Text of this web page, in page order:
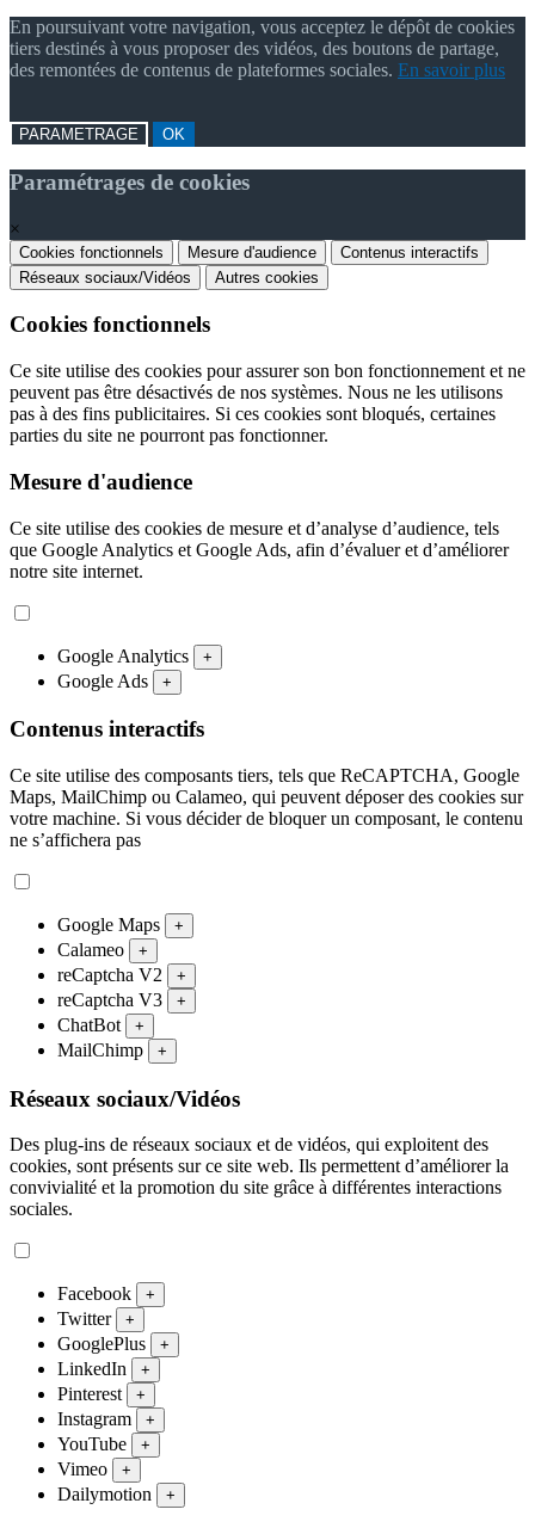
En poursuivant votre navigation, vous acceptez le dépôt de cookies
tiers destinés à vous proposer des vidéos, des boutons de partage,
des remontées de contenus de plateformes sociales. En savoir plus
PARAMETRAGE OK
Paramétrages de cookies
×
Cookies fonctionnels Mesure d'audience
Contenus interactifs
Réseaux sociaux/Vidéos
Autres cookies
Cookies fonctionnels
Ce site utilise des cookies pour assurer son bon fonctionnement et ne
peuvent pas être désactivés de nos systèmes. Nous ne les utilisons
pas à des fins publicitaires. Si ces cookies sont bloqués, certaines
parties du site ne pourront pas fonctionner.
Mesure d'audience
Ce site utilise des cookies de mesure et d’analyse d’audience, tels
que Google Analytics et Google Ads, afin d’évaluer et d’améliorer
notre site internet.
Google Analytics +
Google Ads +
Contenus interactifs
Ce site utilise des composants tiers, tels que ReCAPTCHA, Google
Maps, MailChimp ou Calameo, qui peuvent déposer des cookies sur
votre machine. Si vous décider de bloquer un composant, le contenu
ne s’affichera pas
Google Maps +
Calameo +
reCaptcha V2 +
reCaptcha V3 +
ChatBot +
MailChimp +
Réseaux sociaux/Vidéos
Des plug-ins de réseaux sociaux et de vidéos, qui exploitent des
cookies, sont présents sur ce site web. Ils permettent d’améliorer la
convivialité et la promotion du site grâce à différentes interactions
sociales.
Facebook +
Twitter +
GooglePlus +
LinkedIn +
Pinterest +
Instagram +
YouTube +
Vimeo +
Dailymotion +